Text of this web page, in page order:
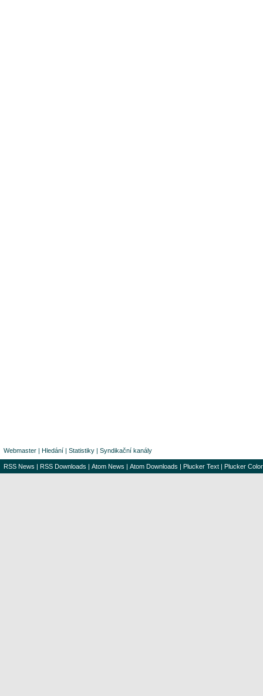
Webmaster | Hledání | Statistiky | Syndikační kanály
RSS News | RSS Downloads | Atom News | Atom Downloads | Plucker Text | Plucker Color